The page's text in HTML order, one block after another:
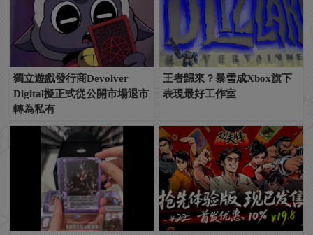
獨立遊戲發行商Devolver
Digital擬正式從公開市場退市
轉為私有
王者歸來？暴雪成Xbox旗下
表現最好工作室